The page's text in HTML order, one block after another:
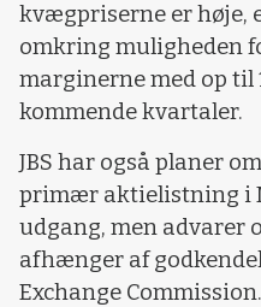
kvægpriserne er høje,
omkring muligheden
marginerne med op til
kommende kvartaler.
JBS har også planer
primær aktielistning i
udgang, men advarer
afhænger af
Exchange